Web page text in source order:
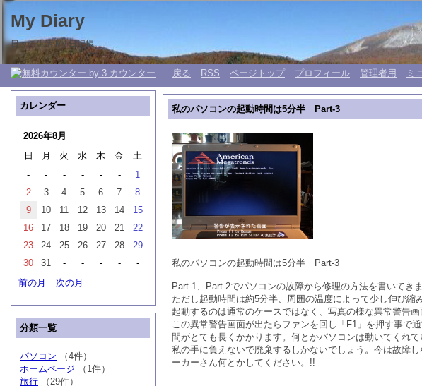
My Diary
日々の生活 My 日記帳。
戻る RSS ページトップ プロフィール 管理者用 ミ
私のパソコンの起動時間は5分半 Part-3
私のパソコンの起動時間は5分半 Part-3
Part-1、Part-2でパソコンの故障から修理の方法を書いてき
ただし起動時間は約5分半、周囲の温度によって少し伸び縮
起動するのは通常のケースではなく、写真の様な異常警
この異常警告画面が出たらファンを回し「F1」を押す事で
間がとても長くかかります。何とかパソコンは動いてくれ
私の手に負えないで廃棄するしかないでしょう。今は故障
ーカーさん何とかしてください。!!
カレンダー
2026年8月
日
月 火 水 木 金
土
-
- - - - -
1
2
3 4 5 6 7
8
9
10 11 12 13 14
15
16
17 18 19 20 21
22
23
24 25 26 27 28
29
30
31 - - - -
-
前の月
次の月
分類一覧
パソコン （4件）
ホームページ （1件）
旅行 （29件）